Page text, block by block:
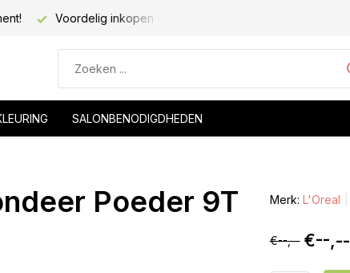
Voordelig inkopen voor kapsalons!
SALONBENODIGDHEDEN
Poeder 9T
Merk: L'Oreal
€--,-- €--,--